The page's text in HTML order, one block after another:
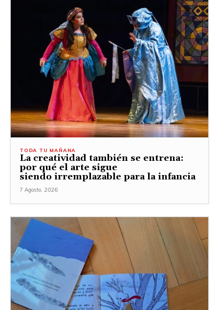
TODA TU MAÑANA
La creatividad también se entrena:
por qué el arte sigue
siendo irremplazable para la infancia
7 Agosto, 2026